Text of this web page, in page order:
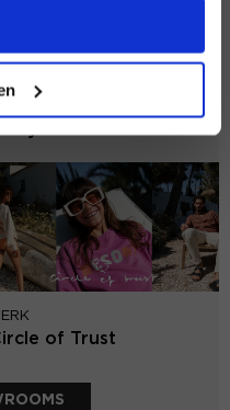
OPTIES
of Trust